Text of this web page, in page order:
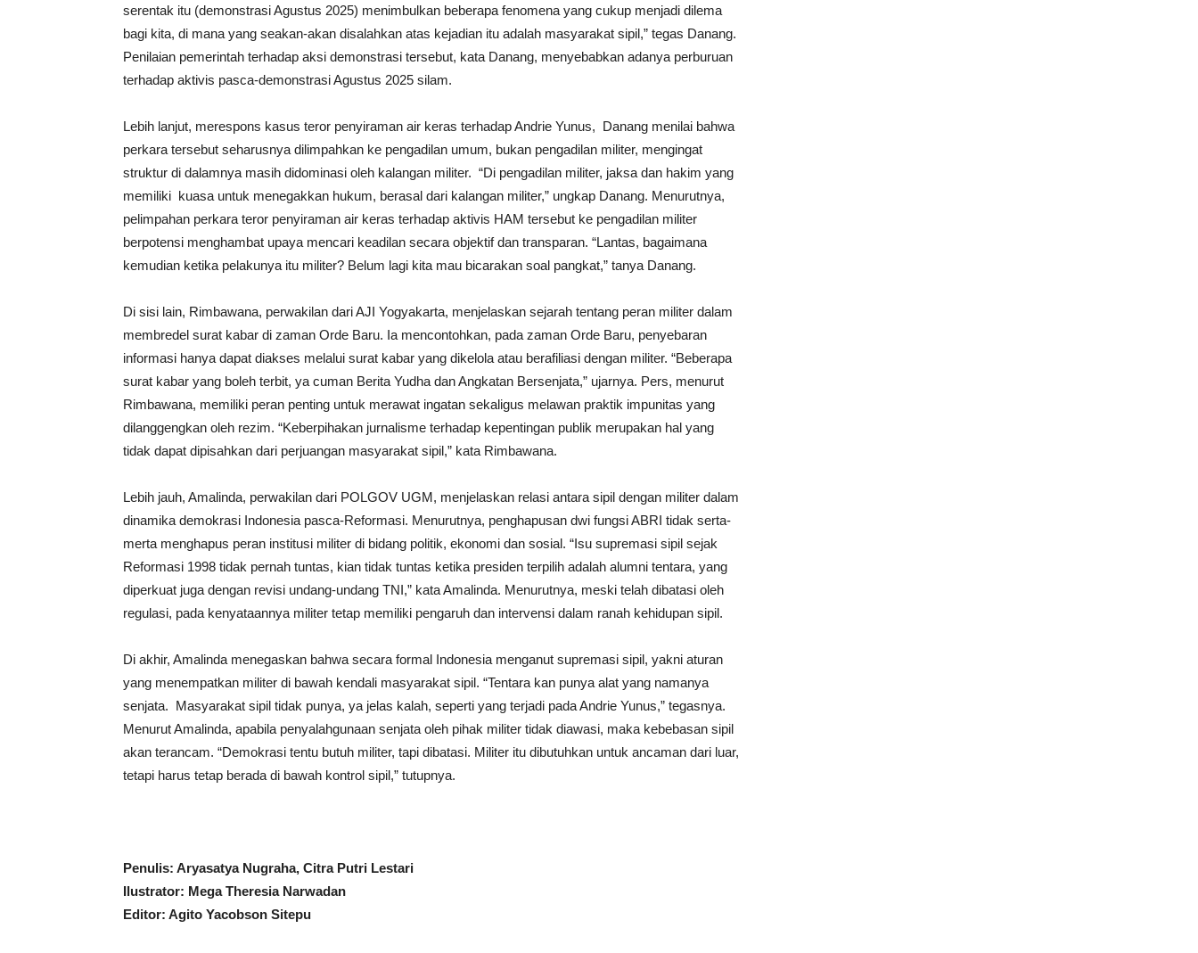
serentak itu (demonstrasi Agustus 2025) menimbulkan beberapa fenomena yang cukup menjadi dilema
bagi kita, di mana yang seakan-akan disalahkan atas kejadian itu adalah masyarakat sipil,” tegas Danang.
Penilaian pemerintah terhadap aksi demonstrasi tersebut, kata Danang, menyebabkan adanya perburuan
terhadap aktivis pasca-demonstrasi Agustus 2025 silam.
Lebih lanjut, merespons kasus teror penyiraman air keras terhadap Andrie Yunus, Danang menilai bahwa
perkara tersebut seharusnya dilimpahkan ke pengadilan umum, bukan pengadilan militer, mengingat
struktur di dalamnya masih didominasi oleh kalangan militer. “Di pengadilan militer, jaksa dan hakim yang
memiliki kuasa untuk menegakkan hukum, berasal dari kalangan militer,” ungkap Danang. Menurutnya,
pelimpahan perkara teror penyiraman air keras terhadap aktivis HAM tersebut ke pengadilan militer
berpotensi menghambat upaya mencari keadilan secara objektif dan transparan. “Lantas, bagaimana
kemudian ketika pelakunya itu militer? Belum lagi kita mau bicarakan soal pangkat,” tanya Danang.
Di sisi lain, Rimbawana, perwakilan dari AJI Yogyakarta, menjelaskan sejarah tentang peran militer dalam
membredel surat kabar di zaman Orde Baru. Ia mencontohkan, pada zaman Orde Baru, penyebaran
informasi hanya dapat diakses melalui surat kabar yang dikelola atau berafiliasi dengan militer. “Beberapa
surat kabar yang boleh terbit, ya cuman Berita Yudha dan Angkatan Bersenjata,” ujarnya. Pers, menurut
Rimbawana, memiliki peran penting untuk merawat ingatan sekaligus melawan praktik impunitas yang
dilanggengkan oleh rezim. “Keberpihakan jurnalisme terhadap kepentingan publik merupakan hal yang
tidak dapat dipisahkan dari perjuangan masyarakat sipil,” kata Rimbawana.
Lebih jauh, Amalinda, perwakilan dari POLGOV UGM, menjelaskan relasi antara sipil dengan militer dalam
dinamika demokrasi Indonesia pasca-Reformasi. Menurutnya, penghapusan dwi fungsi ABRI tidak serta-
merta menghapus peran institusi militer di bidang politik, ekonomi dan sosial. “Isu supremasi sipil sejak
Reformasi 1998 tidak pernah tuntas, kian tidak tuntas ketika presiden terpilih adalah alumni tentara, yang
diperkuat juga dengan revisi undang-undang TNI,” kata Amalinda. Menurutnya, meski telah dibatasi oleh
regulasi, pada kenyataannya militer tetap memiliki pengaruh dan intervensi dalam ranah kehidupan sipil.
Di akhir, Amalinda menegaskan bahwa secara formal Indonesia menganut supremasi sipil, yakni aturan
yang menempatkan militer di bawah kendali masyarakat sipil. “Tentara kan punya alat yang namanya
senjata. Masyarakat sipil tidak punya, ya jelas kalah, seperti yang terjadi pada Andrie Yunus,” tegasnya.
Menurut Amalinda, apabila penyalahgunaan senjata oleh pihak militer tidak diawasi, maka kebebasan sipil
akan terancam. “Demokrasi tentu butuh militer, tapi dibatasi. Militer itu dibutuhkan untuk ancaman dari luar,
tetapi harus tetap berada di bawah kontrol sipil,” tutupnya.
Penulis: Aryasatya Nugraha, Citra Putri Lestari
Ilustrator: Mega Theresia Narwadan
Editor: Agito Yacobson Sitepu